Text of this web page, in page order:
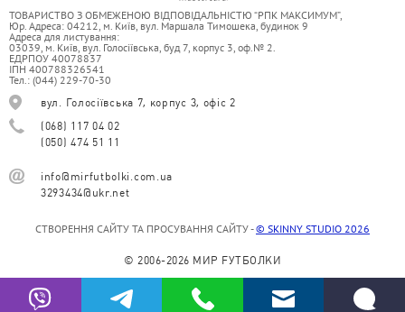
© 2006-2026 МИР FУТБОЛКИ
ТОВАРИСТВО З ОБМЕЖЕНОЮ ВІДПОВІДАЛЬНІСТЮ “РПК МАКСИМУМ”,
Юр. Адреса: 04212, м. Київ, вул. Маршала Тимошека, будинок 9
Адреса для листування:
03039, м. Київ, вул. Голосіївська, буд 7, корпус 3, оф.№ 2.
ЕДРПОУ 40078837
ІПН 400788326541
Тел.: (044) 229-70-30
вул. Голосіївська 7, корпус 3, офіс 2
(068) 117 04 02
(050) 474 51 11
info@mirfutbolki.com.ua
3293434@ukr.net
СТВОРЕННЯ САЙТУ ТА ПРОСУВАННЯ САЙТУ -© SKINNY STUDIO 2026